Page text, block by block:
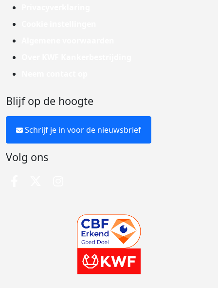
Blijf op de hoogte
Schrijf je in voor de nieuwsbrief
Volg ons